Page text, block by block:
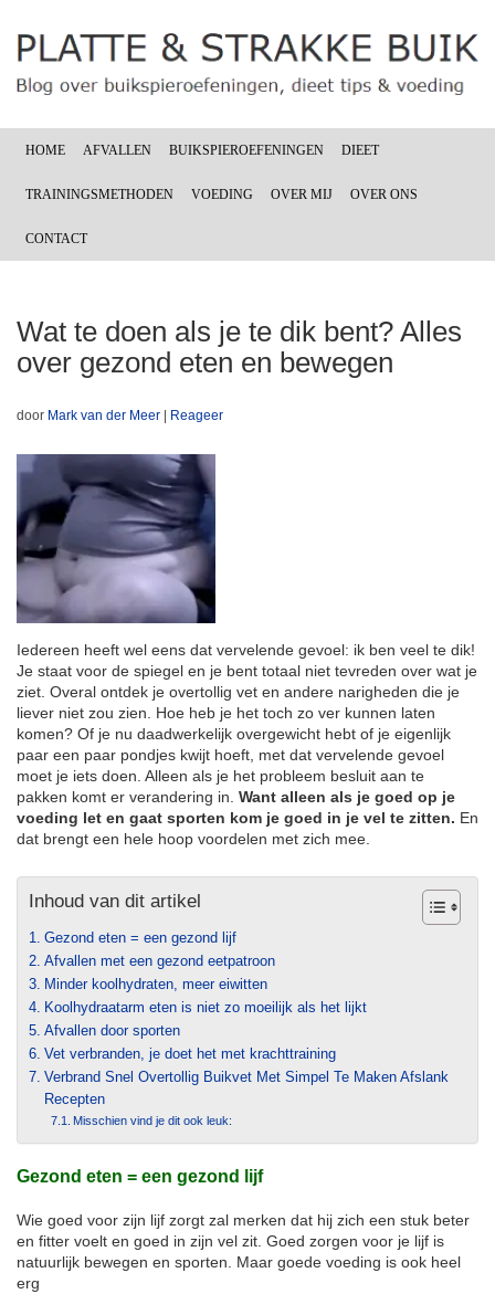
HOME AFVALLEN BUIKSPIEROEFENINGEN DIEET
TRAININGSMETHODEN VOEDING OVER MIJ OVER ONS
CONTACT
Wat te doen als je te dik bent? Alles
over gezond eten en bewegen
door Mark van der Meer | Reageer
Iedereen heeft wel eens dat vervelende gevoel: ik ben veel te dik!
Je staat voor de spiegel en je bent totaal niet tevreden over wat je
ziet. Overal ontdek je overtollig vet en andere narigheden die je
liever niet zou zien. Hoe heb je het toch zo ver kunnen laten
komen? Of je nu daadwerkelijk overgewicht hebt of je eigenlijk
paar een paar pondjes kwijt hoeft, met dat vervelende gevoel
moet je iets doen. Alleen als je het probleem besluit aan te
pakken komt er verandering in. Want alleen als je goed op je
voeding let en gaat sporten kom je goed in je vel te zitten. En
dat brengt een hele hoop voordelen met zich mee.
Inhoud van dit artikel
Gezond eten = een gezond lijf
Afvallen met een gezond eetpatroon
Minder koolhydraten, meer eiwitten
Koolhydraatarm eten is niet zo moeilijk als het lijkt
Afvallen door sporten
Vet verbranden, je doet het met krachttraining
Verbrand Snel Overtollig Buikvet Met Simpel Te Maken Afslank
Recepten
Misschien vind je dit ook leuk:
Gezond eten = een gezond lijf
Wie goed voor zijn lijf zorgt zal merken dat hij zich een stuk beter
en fitter voelt en goed in zijn vel zit. Goed zorgen voor je lijf is
natuurlijk bewegen en sporten. Maar goede voeding is ook heel
erg